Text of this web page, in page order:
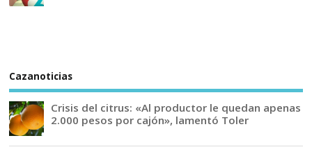
Cazanoticias
Crisis del citrus: «Al productor le quedan apenas
2.000 pesos por cajón», lamentó Toler